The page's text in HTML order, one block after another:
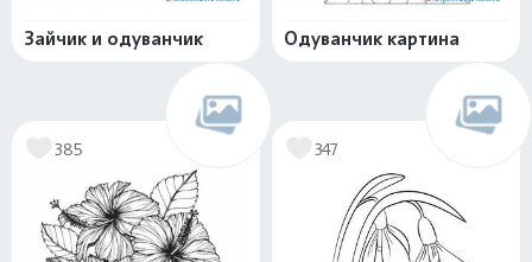
Зайчик и одуванчик Одуванчик картина
385 347